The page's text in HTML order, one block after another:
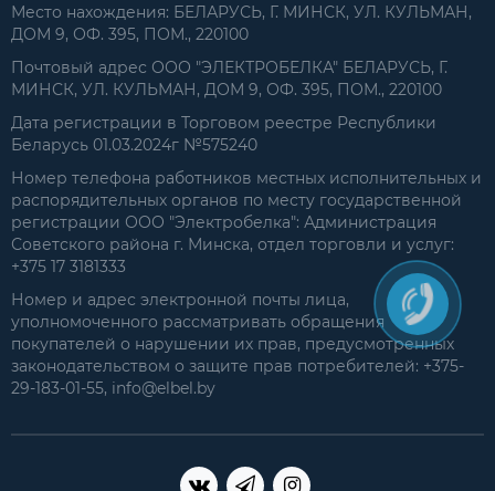
Место нахождения: БЕЛАРУСЬ, Г. МИНСК, УЛ. КУЛЬМАН,
ДОМ 9, ОФ. 395, ПОМ., 220100
Почтовый адрес ООО "ЭЛЕКТРОБЕЛКА" БЕЛАРУСЬ, Г.
МИНСК, УЛ. КУЛЬМАН, ДОМ 9, ОФ. 395, ПОМ., 220100
Дата регистрации в Торговом реестре Республики
Беларусь 01.03.2024г №575240
Номер телефона работников местных исполнительных и
распорядительных органов по месту государственной
регистрации ООО "Электробелка": Администрация
Советского района г. Минска, отдел торговли и услуг:
+375 17 3181333
Номер и адрес электронной почты лица,
уполномоченного рассматривать обращения
покупателей о нарушении их прав, предусмотренных
законодательством о защите прав потребителей: +375-
29-183-01-55, info@elbel.by